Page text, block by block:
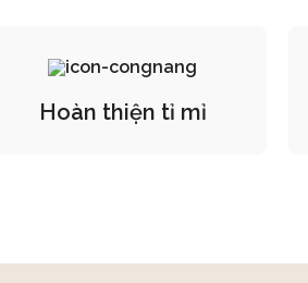
Hoàn thiện tỉ mỉ